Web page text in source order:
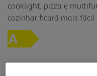
cooklight, pizza e
cozinhar ficará mais fácil
RÁPIDA, DIARIAMENTE
a ação do vapor, permite
300 ml de água